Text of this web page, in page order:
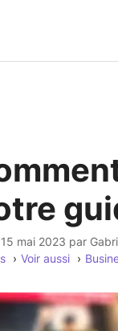
15 mai 2023 par
Voir aussi